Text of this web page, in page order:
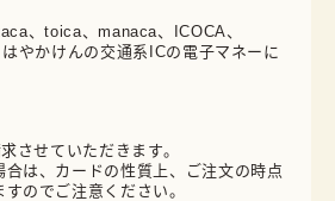
、toica、manaca、ICOCA、
やかけんの交通系ICの電子マネーに
させていただきます。
は、カードの性質上、ご注文の時点
のでご注意ください。